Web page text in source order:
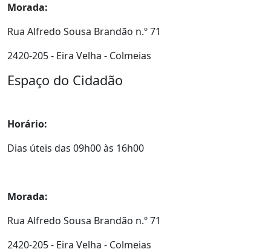
Morada:
Rua Alfredo Sousa Brandão n.º 71
2420-205 - Eira Velha - Colmeias
Espaço do Cidadão
Horário:
Dias úteis das 09h00 às 16h00
Morada:
Rua Alfredo Sousa Brandão n.º 71
2420-205 - Eira Velha - Colmeias